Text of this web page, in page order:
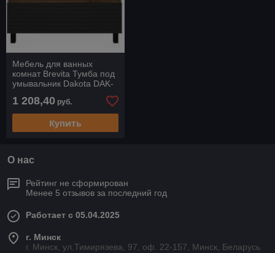
Мебель для ванных
комнат Brevita Тумба под
умывальник Dakota DAK-
07100-19/02-2Я (черный/
темное дерево)
1 208,40 руб.
Купить
О нас
Рейтинг не сформирован
Менее 5 отзывов за последний год
Работает с 05.04.2025
г. Минск
г. Минск, ул.Тимирязева, 97, оф. 22-157, Минск, Беларусь